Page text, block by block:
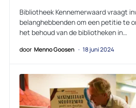
Bibliotheek Kennemerwaard vraagt
belanghebbenden om een petitie te
het behoud van de bibliotheken in…
door Menno Goosen 18 juni 2024